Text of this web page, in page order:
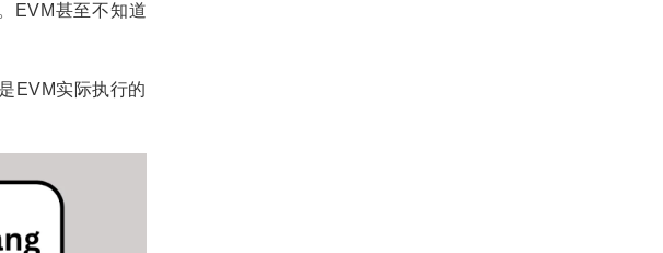
EVM甚至不知道
EVM实际执行的